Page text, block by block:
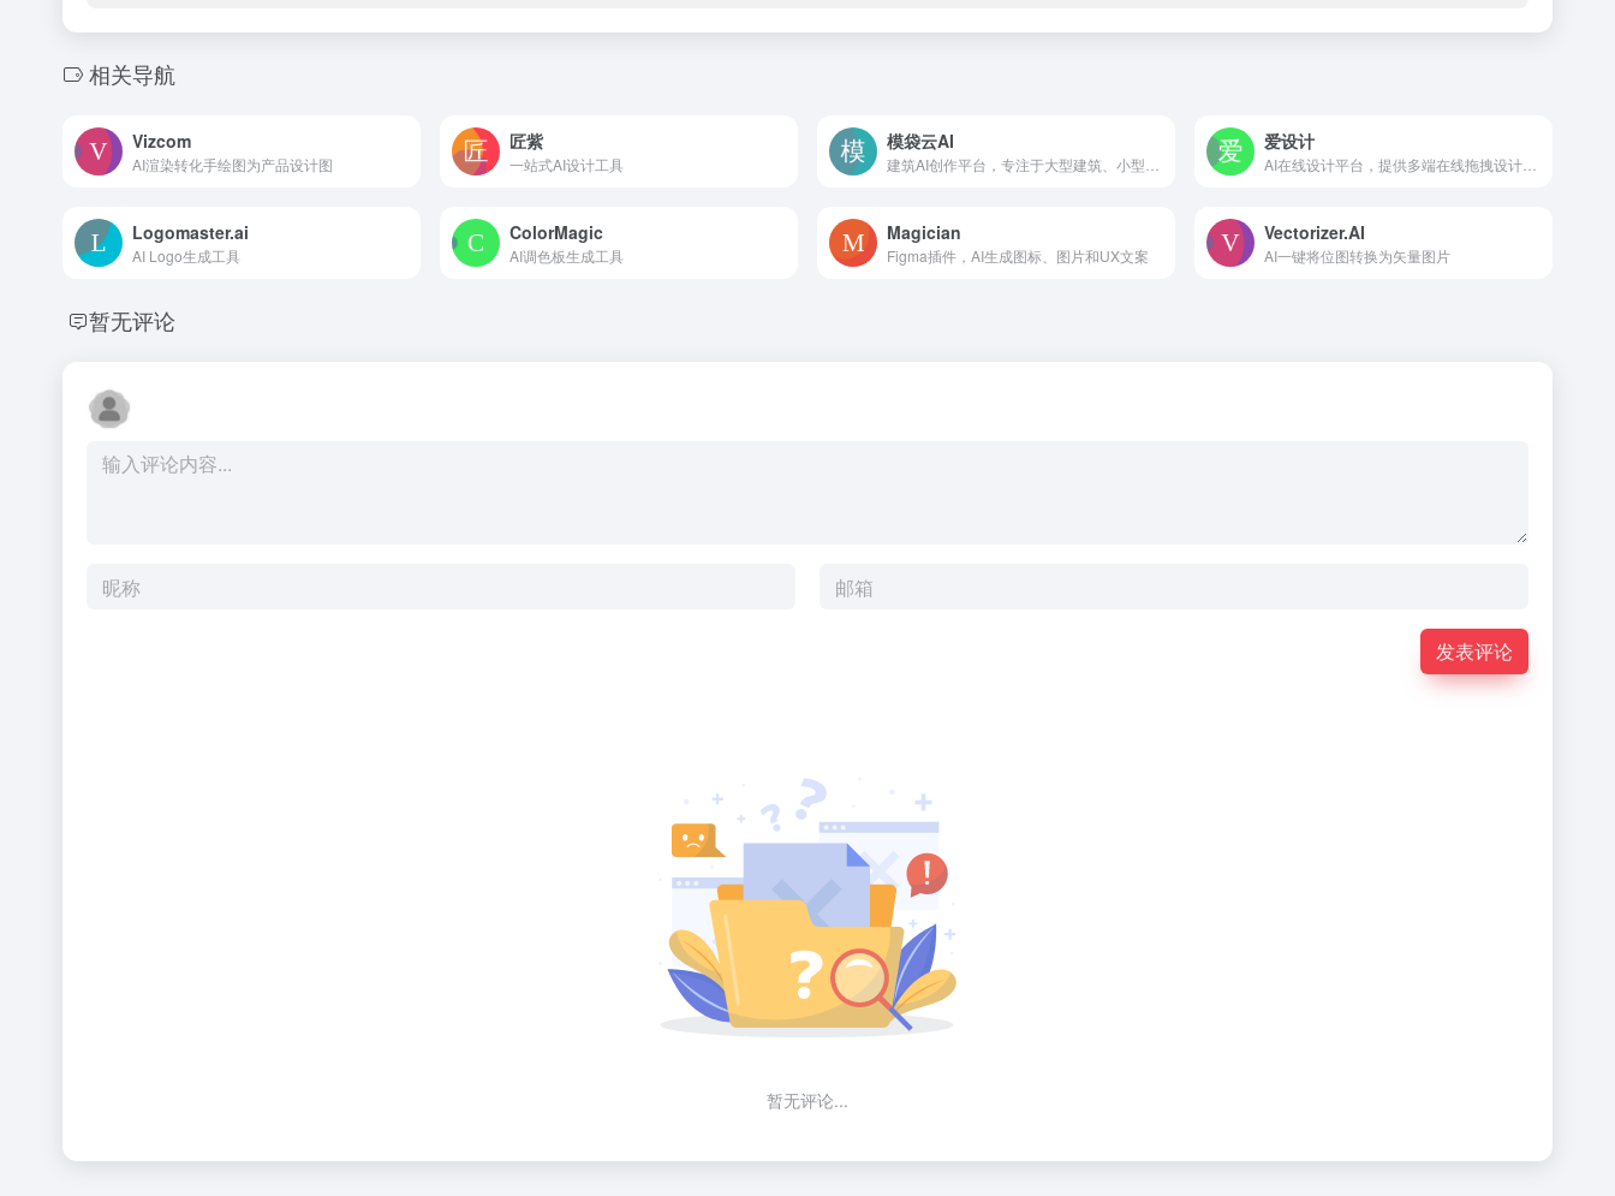
相关导航
Vizcom
AI渲染转化手绘图为产品设计图
匠紫
一站式AI设计工具
模袋云AI 爱设计
Logomaster.ai
AI Logo生成工具
ColorMagic
AI调色板生成工具
Magician
Figma插件，AI生成图标、图片和UX文案
Vectorizer.AI
AI一键将位图转换为矢量图片
暂无评论
发表评论
暂无评论...